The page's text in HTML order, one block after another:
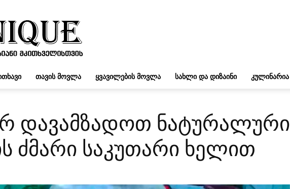
UNIQUE.GE
ᲗᲐᲕᲘᲡ ᲛᲝᲕᲚᲐ ᲧᲕᲐᲕᲘᲚᲔᲑᲘᲡ ᲛᲝᲕᲚᲐ ᲡᲐᲮᲚᲘ ᲓᲐ ᲓᲘᲖᲐᲘᲜᲘ ᲙᲣᲚᲘᲜᲐᲠᲘᲐ
დავამზადოთ ნატურალური
ძმარი საკუთარი ხელით